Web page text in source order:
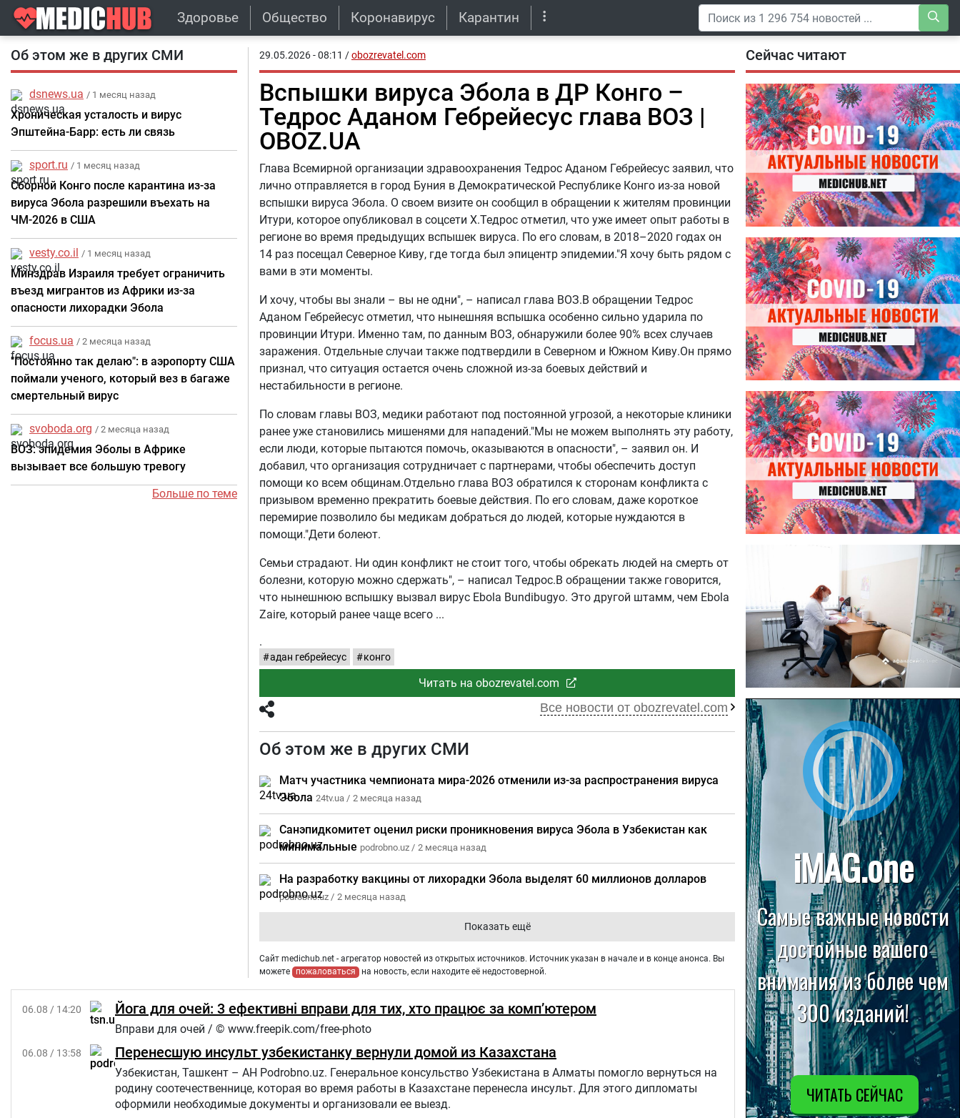
Здоровье Общество Коронавирус Карантин
Об этом же в других СМИ
dsnews.ua / 1 месяц назад
Хроническая усталость и вирус
Эпштейна-Барр: есть ли связь
sport.ru / 1 месяц назад
Сборной Конго после карантина из-за
вируса Эбола разрешили въехать на
ЧМ-2026 в США
vesty.co.il / 1 месяц назад
Минздрав Израиля требует ограничить
въезд мигрантов из Африки из-за
опасности лихорадки Эбола
focus.ua / 2 месяца назад
"Постоянно так делаю": в аэропорту США
поймали ученого, который вез в багаже
смертельный вирус
svoboda.org / 2 месяца назад
ВОЗ: эпидемия Эболы в Африке
вызывает все большую тревогу
Больше по теме
29.05.2026 - 08:11 /obozrevatel.com
Вспышки вируса Эбола в ДР Конго –
Тедрос Аданом Гебрейесус глава ВОЗ |
OBOZ.UA
Глава Всемирной организации здравоохранения Тедрос Аданом Гебрейесус заявил, что
лично отправляется в город Буния в Демократической Республике Конго из-за новой
вспышки вируса Эбола. О своем визите он сообщил в обращении к жителям провинции
Итури, которое опубликовал в соцсети X.Тедрос отметил, что уже имеет опыт работы в
регионе во время предыдущих вспышек вируса. По его словам, в 2018–2020 годах он
14 раз посещал Северное Киву, где тогда был эпицентр эпидемии."Я хочу быть рядом с
вами в эти моменты.
И хочу, чтобы вы знали – вы не одни", – написал глава ВОЗ.В обращении Тедрос
Аданом Гебрейесус отметил, что нынешняя вспышка особенно сильно ударила по
провинции Итури. Именно там, по данным ВОЗ, обнаружили более 90% всех случаев
заражения. Отдельные случаи также подтвердили в Северном и Южном Киву.Он прямо
признал, что ситуация остается очень сложной из-за боевых действий и
нестабильности в регионе.
По словам главы ВОЗ, медики работают под постоянной угрозой, а некоторые клиники
ранее уже становились мишенями для нападений."Мы не можем выполнять эту работу,
если люди, которые пытаются помочь, оказываются в опасности", – заявил он. И
добавил, что организация сотрудничает с партнерами, чтобы обеспечить доступ
помощи ко всем общинам.Отдельно глава ВОЗ обратился к сторонам конфликта с
призывом временно прекратить боевые действия. По его словам, даже короткое
перемирие позволило бы медикам добраться до людей, которые нуждаются в
помощи."Дети болеют.
Семьи страдают. Ни один конфликт не стоит того, чтобы обрекать людей на смерть от
болезни, которую можно сдержать", – написал Тедрос.В обращении также говорится,
что нынешнюю вспышку вызвал вирус Ebola Bundibugyo. Это другой штамм, чем Ebola
Zaire, который ранее чаще всего
.
адан гебрейесус конго
Читать на obozrevatel.com
Все новости от obozrevatel.com
Об этом же в других СМИ
Матч участника чемпионата мира-2026 отменили из-за распространения вируса
Эбола 24tv.ua / 2 месяца назад
Санэпидкомитет оценил риски проникновения вируса Эбола в Узбекистан как
минимальные podrobno.uz / 2 месяца назад
На разработку вакцины от лихорадки Эбола выделят 60 миллионов долларов
podrobno.uz / 2 месяца назад
Показать ещё
Сайт medichub.net - агрегатор новостей из открытых источников. Источник указан в начале и в конце анонса. Вы
можете
пожаловаться на новость, если находите её недостоверной.
06.08 / 14:20 Йога для очей: 3 ефективні вправи для тих, хто працює за комп’ютером
Вправи для очей / © www.freepik.com/free-photo
06.08 / 13:58 Перенесшую инсульт узбекистанку вернули домой из Казахстана
Узбекистан, Ташкент – АН Podrobno.uz. Генеральное консульство Узбекистана в Алматы помогло вернуться на
родину соотечественнице, которая во время работы в Казахстане перенесла инсульт. Для этого дипломаты
оформили необходимые документы и организовали ее выезд.
Сейчас читают
04.08.2026
Специалисты дали советы, как
правильно пить витамины
27.07.2026
Лучше фасоли: диетолог
названа 8 продуктов,
содержащих много клетчатки
угрозы: что нужно знать о
летних инфекциях
22.07.2026
Больница в Спирово работает
без рентгеновского кабинета